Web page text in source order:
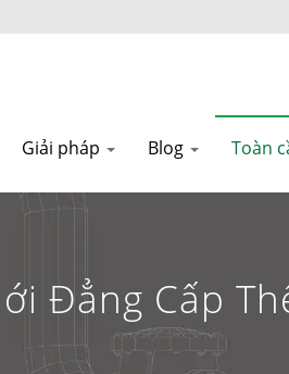
Giải pháp Blog Toàn
Đẳng Cấp
| HLJH